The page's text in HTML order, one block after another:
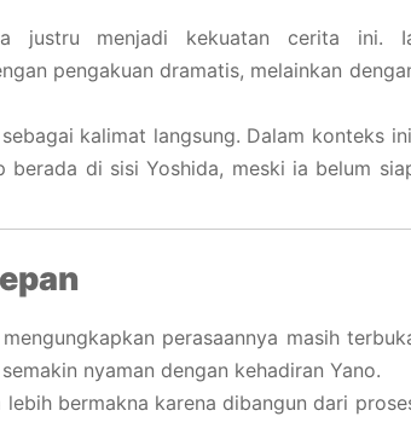
justru menjadi kekuatan cerita ini.
pengakuan dramatis, melainkan
kalimat langsung. Dalam konteks
berada di sisi Yoshida, meski ia belum
perasaannya masih
nyaman dengan kehadiran Yano.
bermakna karena dibangun dari